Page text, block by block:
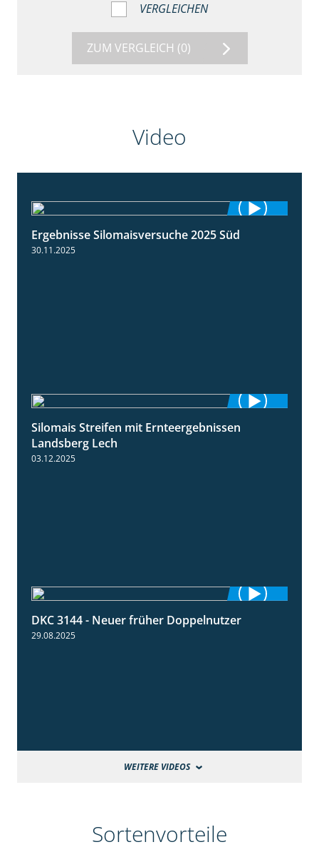
VERGLEICHEN
ZUM VERGLEICH (0)
Video
Ergebnisse Silomaisversuche 2025 Süd
30.11.2025
11:01
Silomais Streifen mit Ernteergebnissen
Landsberg Lech
03.12.2025
DKC 3144 - Neuer früher Doppelnutzer
29.08.2025
WEITERE VIDEOS
Sortenvorteile